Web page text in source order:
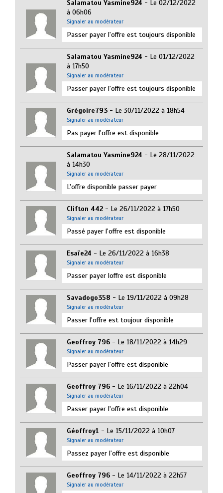
Salamatou Yasmine924 - Le 02/12/2022
à 06h06
Signaler au modérateur
Passer payer l'offre est toujours disponible
Salamatou Yasmine924 - Le 01/12/2022
à 17h50
Signaler au modérateur
Passer payer l'offre est toujours disponible
Grégoire793 - Le 30/11/2022 à 18h54
Signaler au modérateur
Pas payer l'offre est disponible
Salamatou Yasmine924 - Le 28/11/2022
à 14h30
Signaler au modérateur
L'offre disponible passer payer
Clifton 442 - Le 26/11/2022 à 17h50
Signaler au modérateur
Passé payer l'offre est disponible
Esaïe24 - Le 26/11/2022 à 16h38
Signaler au modérateur
Passer payer loffre est disponible
Savadogo358 - Le 19/11/2022 à 09h28
Signaler au modérateur
Passer l'offre est toujour disponible
Geoffroy 796 - Le 18/11/2022 à 14h29
Signaler au modérateur
Passer payer l'offre est disponible
Geoffroy 796 - Le 16/11/2022 à 22h04
Signaler au modérateur
Passer payer l'offre est disponible
Géoffroy1 - Le 15/11/2022 à 10h07
Signaler au modérateur
Passez payer l'offre est disponible
Geoffroy 796 - Le 14/11/2022 à 22h57
Signaler au modérateur